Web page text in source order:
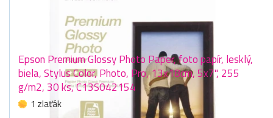
Epson Premium Glossy Photo Paper, foto papír, lesklý,
biela, Stylus Color, Photo, Pro, 13x18cm, 5x7", 255
g/m2, 30 ks, C13S042154
1 zlaťák